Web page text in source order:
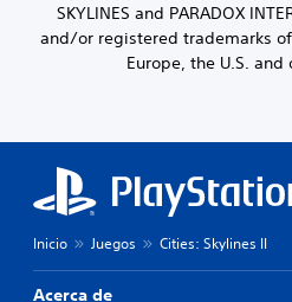
SKYLINES and PARADOX
and/or registered trademarks
Europe, the U.S.
Inicio Juegos Cities: Skylines II
Acerca de